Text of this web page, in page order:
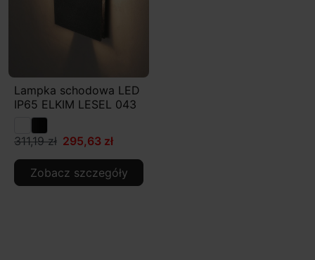
Lampka schodowa LED
IP65 ELKIM LESEL 043
311,19 zł 295,63 zł
Zobacz szczegóły